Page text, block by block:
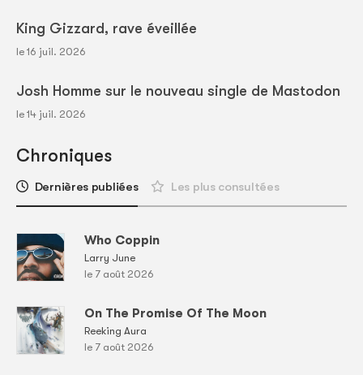
King Gizzard, rave éveillée
le 16 juil. 2026
Josh Homme sur le nouveau single de Mastodon
le 14 juil. 2026
Chroniques
Dernières publiées Les plus consultées
Who Coppin
Larry June
le 7 août 2026
On The Promise Of The Moon
Reeking Aura
le 7 août 2026